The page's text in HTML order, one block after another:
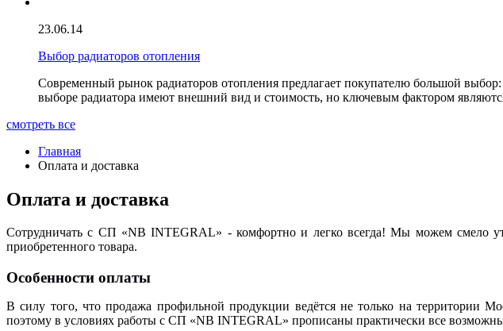
23.06.14
Выбор радиаторов отопления
Современный рынок радиаторов отопления предлагает покупателю большой
выборе радиатора имеют внешний вид и стоимость, но ключевым фактором
смотреть все
Главная
Оплата и доставка
Оплата и доставка
Сотрудничать с СП «NB INTEGRAL» - комфортно и легко всегда! Мы можем смело
приобретенного товара.
Особенности оплаты
В силу того, что продажа профильной продукции ведётся не только на территории
поэтому в условиях работы с СП «NB INTEGRAL» прописаны практически все